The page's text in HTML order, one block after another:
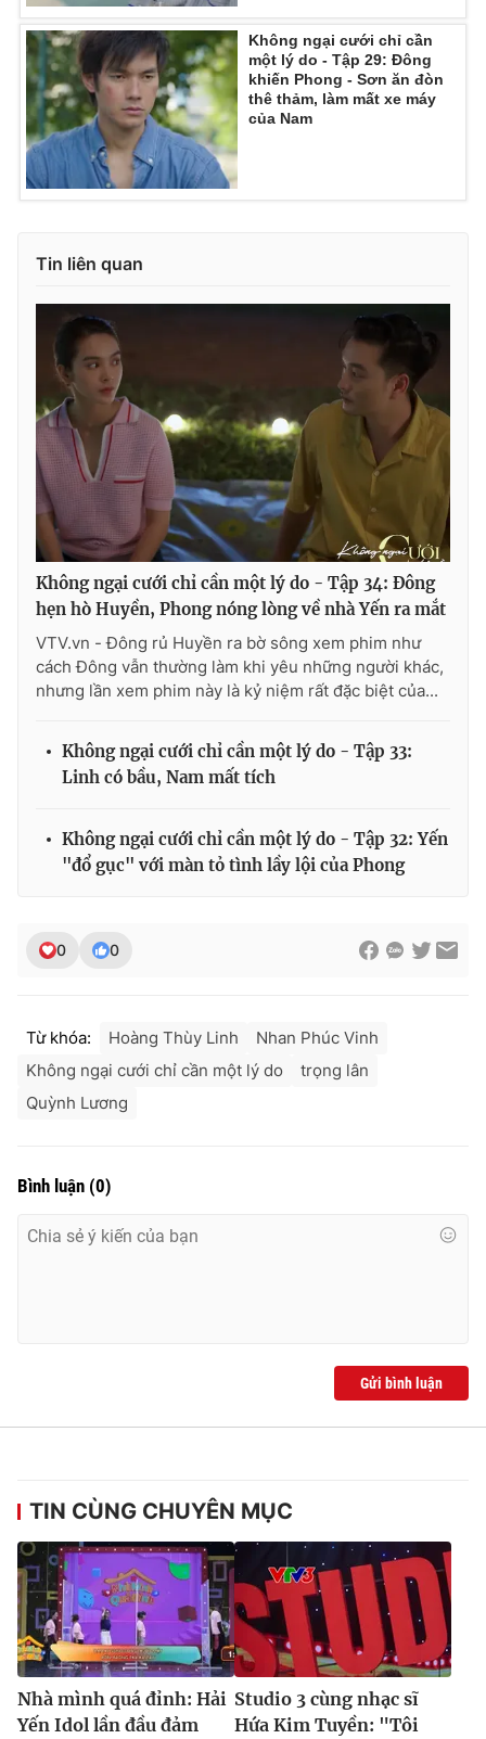
Không ngại cưới chỉ cần
một lý do - Tập 29: Đông
khiến Phong - Sơn ăn đòn
thê thảm, làm mất xe máy
của Nam
Tin liên quan
Không ngại cưới chỉ cần một lý do - Tập 34: Đông
hẹn hò Huyền, Phong nóng lòng về nhà Yến ra mắt
VTV.vn - Đông rủ Huyền ra bờ sông xem phim như
cách Đông vẫn thường làm khi yêu những người khác,
nhưng lần xem phim này là kỷ niệm rất đặc biệt của...
Không ngại cưới chỉ cần một lý do - Tập 33:
Linh có bầu, Nam mất tích
Không ngại cưới chỉ cần một lý do - Tập 32: Yến
"đổ gục" với màn tỏ tình lầy lội của Phong
0 0
Từ khóa: Hoàng Thùy Linh
Nhan Phúc Vinh
Không ngại cưới chỉ cần một lý do
trọng lân
Quỳnh Lương
Bình luận (0)
Gửi bình luận
TIN CÙNG CHUYÊN MỤC
Nhà mình quá đỉnh: Hải
Yến Idol lần đầu đảm
Studio 3 cùng nhạc sĩ
Hứa Kim Tuyền: "Tôi